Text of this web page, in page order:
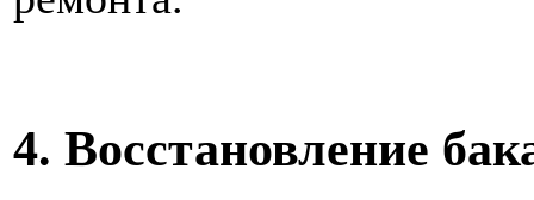
4. Восстановление